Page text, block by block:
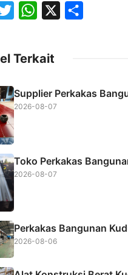
t
e
t
A
Terkait
Supplier Perkakas
2026-08-07
Toko Perkakas
2026-08-07
Perkakas Bangunan
2026-08-06